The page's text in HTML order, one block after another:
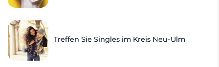
Treffen Sie Singles im Kreis Neu-Ulm